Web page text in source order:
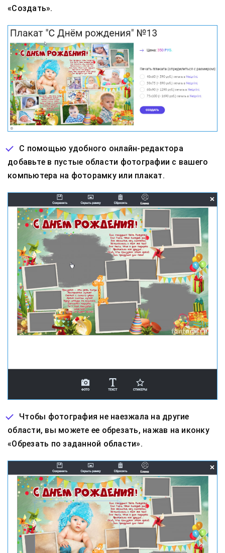
«Создать».
С помощью удобного онлайн-редактора
добавьте в пустые области фотографии с вашего
компьютера на фоторамку или плакат.
Чтобы фотография не наезжала на другие
области, вы можете ее обрезать, нажав на иконку
«Обрезать по заданной области».